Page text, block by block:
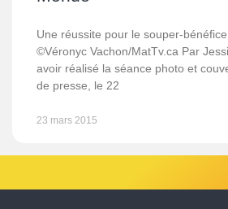
Une réussite pour le souper-
©Véronyc Vachon/MatTv.ca Par
avoir réalisé la séance photo et
de presse, le 22
23 mars 2015